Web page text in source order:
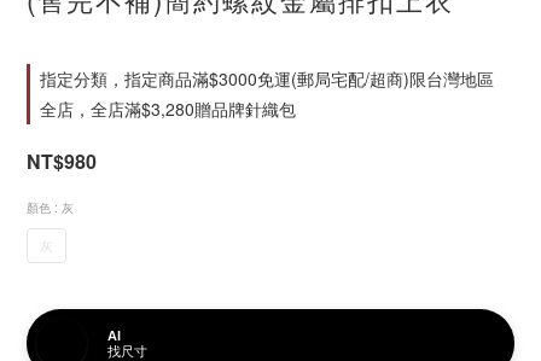
指定分類，指定商品滿$3000免運(郵局宅配/超商)限台灣地區
全店，全店滿$3,280贈品牌針織包
NT$980
顏色 : 灰
灰
AI
找尺寸